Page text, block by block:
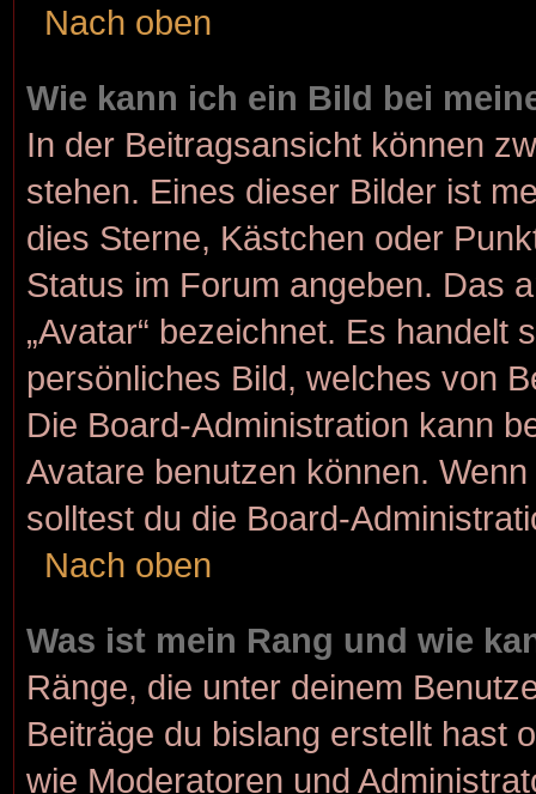
Nach oben
Wie kann ich ein Bild bei
In der Beitragsansicht können
stehen. Eines dieser Bilder ist
dies Sterne, Kästchen oder
Status im Forum angeben. Das
„Avatar“ bezeichnet. Es handelt
persönliches Bild, welches von
Die Board-Administration kann
Avatare benutzen können.
solltest du die Board-
Nach oben
Was ist mein Rang und wie
Ränge, die unter deinem
Beiträge du bislang erstellt hast
wie Moderatoren und